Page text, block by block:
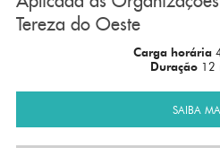
Tereza do Oeste
Carga horária
Duração 12
SAIBA